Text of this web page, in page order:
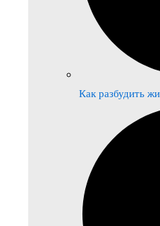
Как разбудить